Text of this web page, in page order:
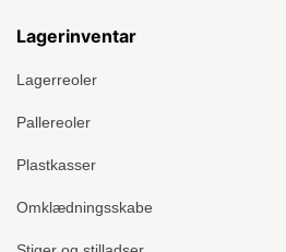
Lagerinventar
Lagerreoler
Pallereoler
Plastkasser
Omklædningsskabe